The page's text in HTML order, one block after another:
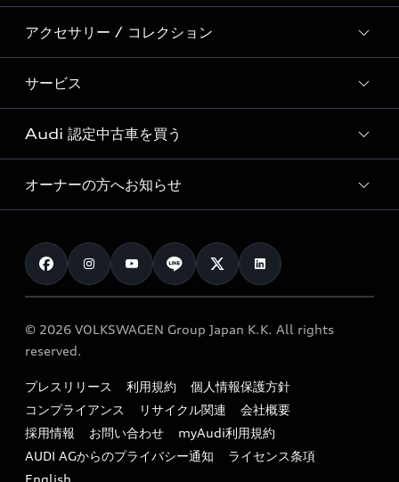
Audi Sport
Formula 1®
デジタルサービス
新車在庫検索
試乗車・展示車検索
見積り依頼
試乗予約
モデル一覧
特別仕様モデル / 限定モデル
e-tronラインアップ
価格シミュレーション
車両比較
カタログ一覧
アクセサリー / コレクション
純正アクセサリー
オンラインショップ
Audi collection
アウディナビアプリ
サービス
サービス入庫予約
サービスプログラム
メンテナンス
車検 / 定期点検
e-tronアフターサポート
myAudi
Audi 認定中古車を買う
Audi認定中古車
クオリティ
保証
メンテナンス
ファイナンス
キャンペーン / イベント
買取査定
オーナーの方へお知らせ
お知らせ
オーナー様向けキャンペーン
特定整備適用車一覧
リサイクル法
よくある質問（FAQ）
© 2026 VOLKSWAGEN Group Japan K.K. All rights
reserved.
プレスリリース 利用規約
個人情報保護方針
コンプライアンス
リサイクル関連
会社概要
採用情報
お問い合わせ
myAudi利用規約
AUDI AGからのプライバシー通知
ライセンス条項
English